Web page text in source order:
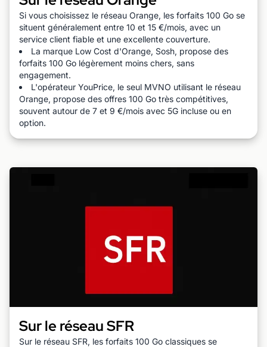
Si vous choisissez le réseau Orange, les forfaits 100 Go se
situent généralement entre 10 et 15 €/mois, avec un
service client fiable et une excellente couverture.
La marque Low Cost d'Orange, Sosh, propose des
forfaits 100 Go légèrement moins chers, sans
engagement.
L'opérateur YouPrice, le seul MVNO utilisant le réseau
Orange, propose des offres 100 Go très compétitives,
souvent autour de 7 et 9 €/mois avec 5G incluse ou en
option.
Sur le réseau SFR
Sur le réseau SFR, les forfaits 100 Go classiques se